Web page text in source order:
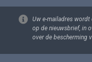
Uw e-mailadres
op de nieuwsbrief, in
over de bescherming